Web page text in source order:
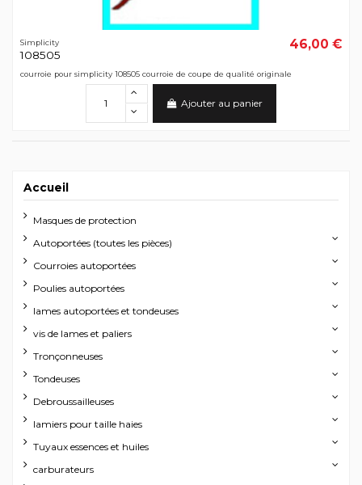
Simplicity
108505
46,00 €
courroie pour simplicity 108505 courroie de coupe de qualité originale
Ajouter au panier
Accueil
Masques de protection
Autoportées (toutes les pièces)
Courroies autoportées
Poulies autoportées
lames autoportées et tondeuses
vis de lames et paliers
Tronçonneuses
Tondeuses
Debroussailleuses
lamiers pour taille haies
Tuyaux essences et huiles
carburateurs